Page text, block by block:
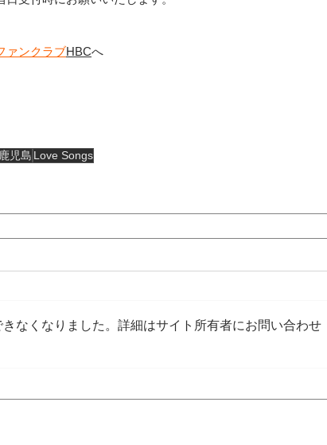
ァンクラブHBCへ
鹿児島 Love Songs
なくなりました。詳細はサイト所有者にお問い合わせ